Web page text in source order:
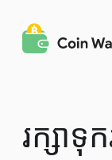
រក្សា